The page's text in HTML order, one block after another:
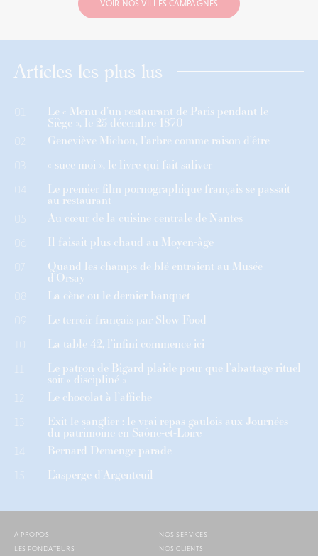
VOIR NOS VILLES CAMPAGNES
Articles les plus lus
01 Le « Menu d’un restaurant de Paris pendant le
Siège », le 25 décembre 1870
Geneviève Michon, l’arbre comme raison d’être
03 « suce moi », le livre qui fait saliver
Le premier film pornographique français se passait
au restaurant
Au cœur de la cuisine centrale de Nantes
06 Il faisait plus chaud au Moyen-âge
07 Quand les champs de blé entraient au Musée
d’Orsay
La cène ou le dernier banquet
09 Le terroir français par Slow Food
10 La table 42, l’infini commence ici
11 Le patron de Bigard plaide pour que l’abattage rituel
soit « discipliné »
12 Le chocolat à l’affiche
13 Exit le sanglier : le vrai repas gaulois aux Journées
du patrimoine en Saône-et-Loire
14 Bernard Demenge parade
15 L’asperge d’Argenteuil
À PROPOS
LES FONDATEURS
NOS SERVICES
NOS CLIENTS